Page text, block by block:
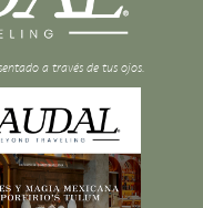
a través de tus ojos.